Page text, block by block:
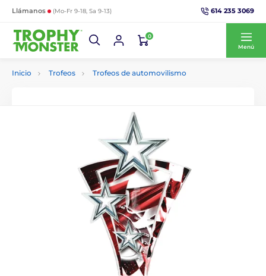
Llámanos (Mo-Fr 9-18, Sa 9-13) 614 235 3069
0
Menú
Inicio Trofeos Trofeos de automovilismo